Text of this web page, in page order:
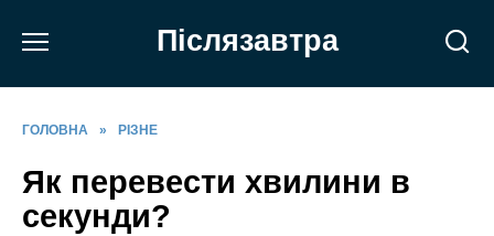
Післязавтра
ГОЛОВНА » РІЗНЕ
Як перевести хвилини в
секунди?